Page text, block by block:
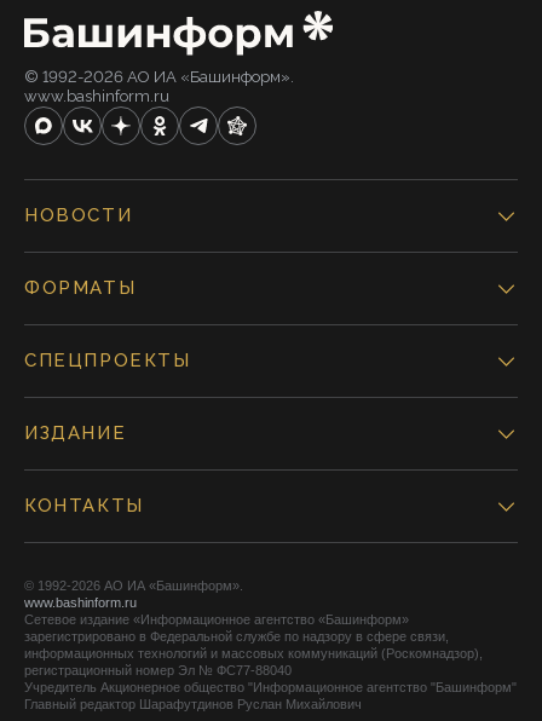
© 1992-2026 АО ИА «Башинформ».
www.bashinform.ru
НОВОСТИ
ФОРМАТЫ
СПЕЦПРОЕКТЫ
ИЗДАНИЕ
КОНТАКТЫ
© 1992-2026 АО ИА «Башинформ».
www.bashinform.ru
Сетевое издание «Информационное агентство «Башинформ»
зарегистрировано в Федеральной службе по надзору в сфере связи,
информационных технологий и массовых коммуникаций (Роскомнадзор),
регистрационный номер Эл № ФС77-88040
Учредитель Акционерное общество "Информационное агентство "Башинформ"
Главный редактор Шарафутдинов Руслан Михайлович